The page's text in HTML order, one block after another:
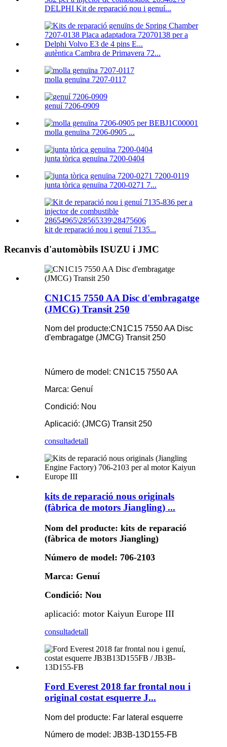
DELPHI Kit de reparació nou i genuí...
autèntica Cambra de Primavera 72...
molla genuïna 7207-0117
genuí 7206-0909
molla genuïna 7206-0905 ...
junta tòrica genuïna 7200-0404
junta tòrica genuïna 7200-0271 7...
kit de reparació nou i genuí 7135...
Recanvis d'automòbils ISUZU i JMC
CN1C15 7550 AA Disc d'embragatge
(JMCG) Transit 250
Nom del producte:CN1C15 7550 AA Disc
d'embragatge (JMCG) Transit 250
Número de model: CN1C15 7550 AA
Marca: Genuí
Condició: Nou
Aplicació: (JMCG) Transit 250
consultadetall
kits de reparació nous originals
(fàbrica de motors Jiangling) ...
Nom del producte: kits de reparació
(fàbrica de motors Jiangling)
Número de model: 706-2103
Marca: Genuí
Condició: Nou
aplicació: motor Kaiyun Europe III
consultadetall
Ford Everest 2018 far frontal nou i
original costat esquerre J...
Nom del producte: Far lateral esquerre
Número de model: JB3B-13D155-FB